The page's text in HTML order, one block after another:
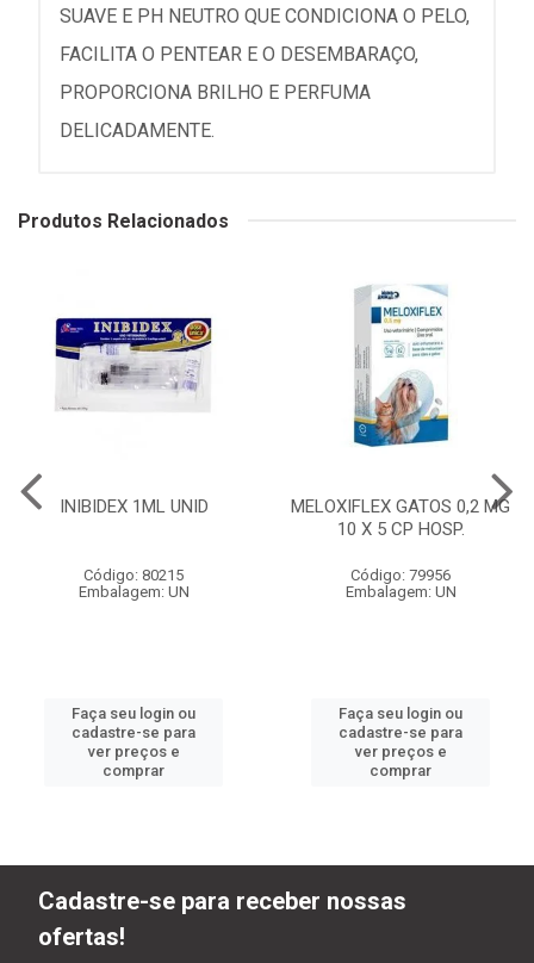
SUAVE E PH NEUTRO QUE CONDICIONA O PELO,
FACILITA O PENTEAR E O DESEMBARAÇO,
PROPORCIONA BRILHO E PERFUMA
DELICADAMENTE.
Produtos Relacionados
INIBIDEX 1ML UNID
Código: 80215
Embalagem: UN
Faça seu login ou
cadastre-se para
ver preços e
comprar
MELOXIFLEX GATOS 0,2 MG
10 X 5 CP HOSP.
Código: 79956
Embalagem: UN
Faça seu login ou
cadastre-se para
ver preços e
comprar
Cadastre-se para receber nossas
ofertas!